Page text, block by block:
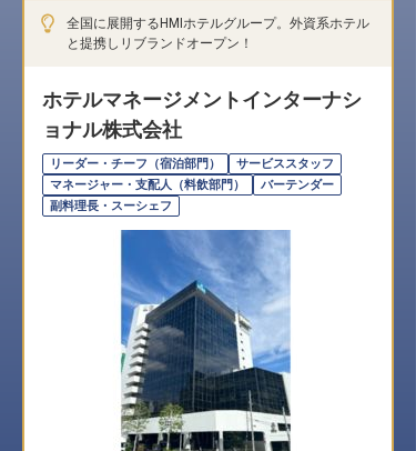
採用をお考えの企業様へ
全国に展開するHMIホテルグループ。外資系ホテル
と提携しリブランドオープン！
ホテルマネージメントインターナシ
ョナル株式会社
リーダー・チーフ（宿泊部門）
サービススタッフ
マネージャー・支配人（料飲部門）
バーテンダー
副料理長・スーシェフ